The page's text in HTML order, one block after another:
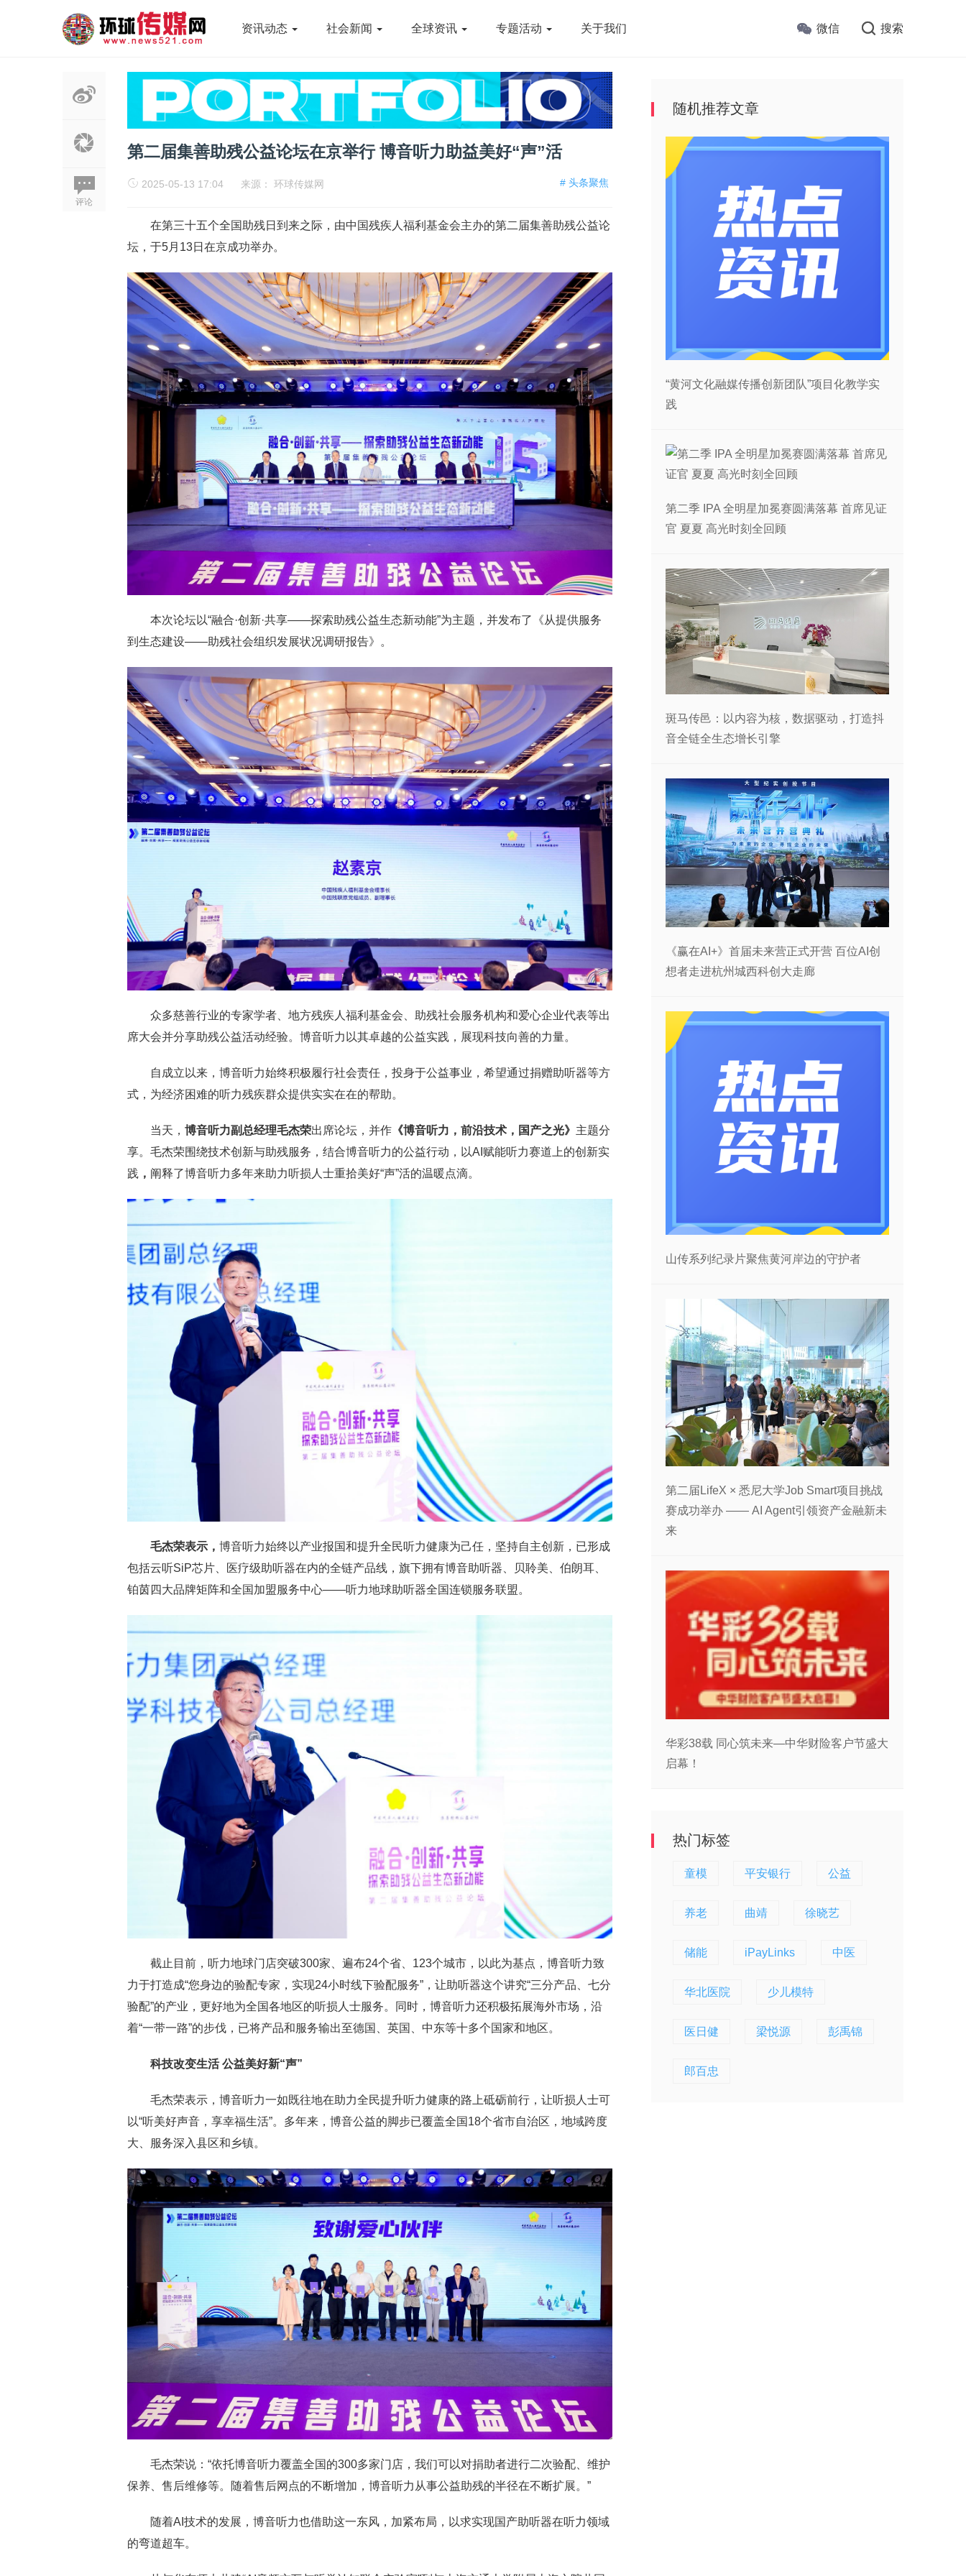
资讯动态 社会新闻 全球资讯 专题活动 关于我们 微信 搜索
评论
第二届集善助残公益论坛在京举行 博音听力助益美好“声”活
# 头条聚焦
2025-05-13 17:04 来源： 环球传媒网
在第三十五个全国助残日到来之际，由中国残疾人福利基金会主办的第二届集善助残公益论
坛，于5月13日在京成功举办。
本次论坛以“融合·创新·共享——探索助残公益生态新动能”为主题，并发布了《从提供服务
到生态建设——助残社会组织发展状况调研报告》。
众多慈善行业的专家学者、地方残疾人福利基金会、助残社会服务机构和爱心企业代表等出
席大会并分享助残公益活动经验。博音听力以其卓越的公益实践，展现科技向善的力量。
自成立以来，博音听力始终积极履行社会责任，投身于公益事业，希望通过捐赠助听器等方
式，为经济困难的听力残疾群众提供实实在在的帮助。
当天， 博音听力副总经理毛杰荣出席论坛，并作 《博音听力 ，前沿技术，国产之光》 主题分
享。毛杰荣围绕技术创新与助残服务，结合博音听力的公益行动，以AI赋能听力赛道上的创新实
践 ， 阐释了博音听力多年来助力听损人士重拾美好“声”活的温暖点滴。
毛杰荣表示， 博音听力始终以产业报国和提升全民听力健康为己任，坚持自主创新，已形成
包括云听SiP芯片、医疗级助听器在内的全链产品线，旗下拥有博音助听器、贝聆美、伯朗耳、
铂茵四大品牌矩阵和全国加盟服务中心——听力地球助听器全国连锁服务联盟。
截止目前，听力地球门店突破300家、遍布24个省、123个城市，以此为基点，博音听力致
力于打造成“您身边的验配专家，实现24小时线下验配服务”，让助听器这个讲究“三分产品、七分
验配”的产业，更好地为全国各地区的听损人士服务。同时，博音听力还积极拓展海外市场，沿
着“一带一路”的步伐，已将产品和服务输出至德国、英国、中东等十多个国家和地区。
科技改变生活 公益美好新“声”
毛杰荣表示，博音听力一如既往地在助力全民提升听力健康的路上砥砺前行，让听损人士可
以“听美好声音，享幸福生活”。多年来，博音公益的脚步已覆盖全国18个省市自治区，地域跨度
大、服务深入县区和乡镇。
毛杰荣说：“依托博音听力覆盖全国的300多家门店，我们可以对捐助者进行二次验配、维护
保养、售后维修等。随着售后网点的不断增加，博音听力从事公益助残的半径在不断扩展。”
随着AI技术的发展，博音听力也借助这一东风，加紧布局，以求实现国产助听器在听力领域
的弯道超车。
随机推荐文章
“黄河文化融媒传播创新团队”项目化教学实
践
第二季 IPA 全明星加冕赛圆满落幕 首席见证
官 夏夏 高光时刻全回顾
斑马传邑：以内容为核，数据驱动，打造抖
音全链全生态增长引擎
《赢在AI+》首届未来营正式开营 百位AI创
想者走进杭州城西科创大走廊
山传系列纪录片聚焦黄河岸边的守护者
第二届LifeX × 悉尼大学Job Smart项目挑战
赛成功举办 —— AI Agent引领资产金融新未
来
华彩38载 同心筑未来—中华财险客户节盛大
启幕！
热门标签
童模 平安银行 公益
养老 曲靖 徐晓艺
储能 iPayLinks 中医
华北医院 少儿模特
医日健 梁悦源 彭禹锦
郎百忠